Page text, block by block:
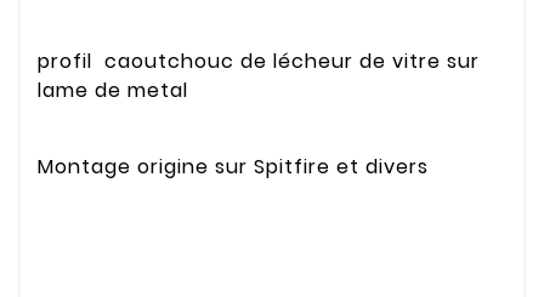
profil caoutchouc de lécheur de vitre sur
lame de metal
Montage origine sur Spitfire et divers